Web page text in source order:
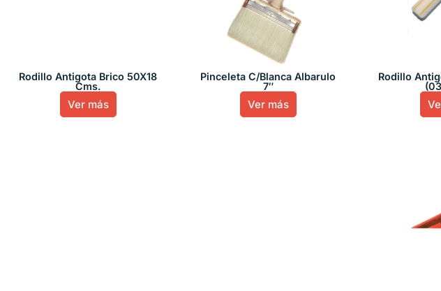
Rodillo Antigota Brico 50X18
Cms.
Ver más
Pinceleta C/Blanca Albarulo
7″
Ver más
Rodillo